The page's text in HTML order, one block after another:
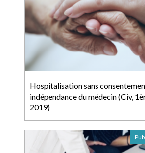
Hospitalisation sans
indépendance du médecin (Civ,
2019)